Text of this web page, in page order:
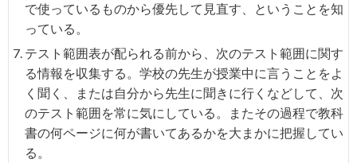
で使っているものから優先して見直す、ということを知
っている。
テスト範囲表が配られる前から、次のテスト範囲に関す
る情報を収集する。学校の先生が授業中に言うことをよ
く聞く、または自分から先生に聞きに行くなどして、次
のテスト範囲を常に気にしている。またその過程で教科
書の何ページに何が書いてあるかを大まかに把握してい
る。